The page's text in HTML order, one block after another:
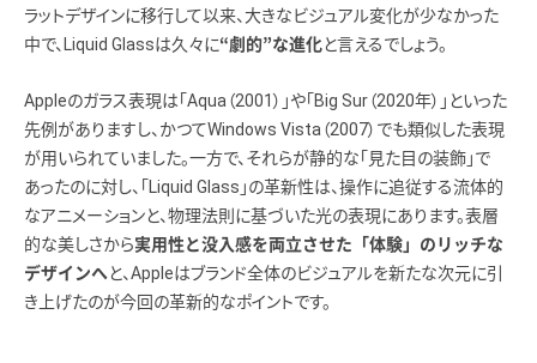
ラットデザインに移行して以来、大きなビジュアル変化が少なかった
中で、Liquid Glassは久々に“劇的”な進化 と言えるでしょう。
Appleのガラス表現は「Aqua（2001）」や「Big Sur（2020年）」といった
先例がありますし、かつてWindows Vista（2007）でも類似した表現
が用いられていました。一方で、それらが静的な「見た目の装飾」で
あったのに対し、「Liquid Glass」の革新性は、操作に追従する流体的
なアニメーションと、物理法則に基づいた光の表現にあります。表層
的な美しさから実用性と没入感を両立させた「体験」のリッチな
デザインへ と、Appleはブランド全体のビジュアルを新たな次元に引
き上げたのが今回の革新的なポイントです。